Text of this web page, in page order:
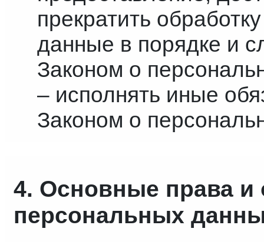
прекратить
данные в порядке и
Законом о
– исполнять иные
Законом о
4. Основные права и
персональных